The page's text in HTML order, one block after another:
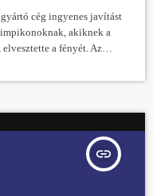
cég ingyenes javítást
akiknek a
a fényét. Az
kitűzők és kitüntetések
a brit luxusautó-
nek is dolgoznak. A
insert_link